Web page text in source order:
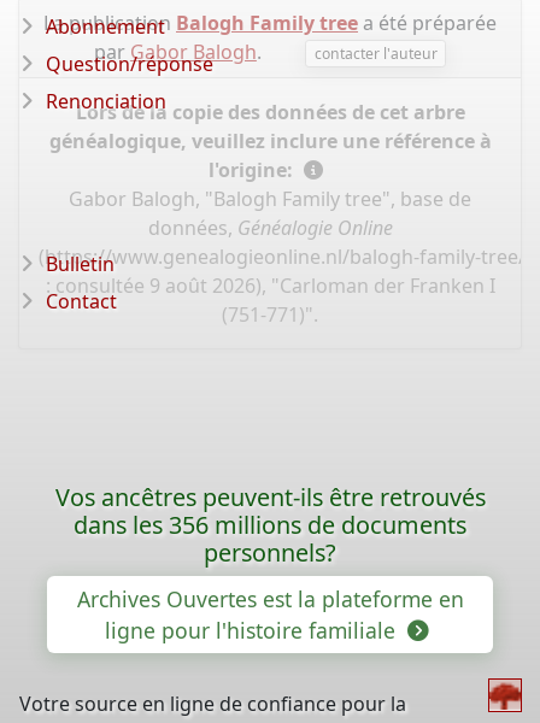
La publication Balogh Family tree a été préparée
par Gabor Balogh. contacter l'auteur
Lors de la copie des données de cet arbre
généalogique, veuillez inclure une référence à
l'origine:
Gabor Balogh, "Balogh Family tree", base de
données, Généalogie Online
(https://www.genealogieonline.nl/balogh-family-tree/
: consultée 9 août 2026), "Carloman der Franken I
(751-771)".
Abonnement
Question/réponse
Renonciation
Bulletin
Contact
Vos ancêtres peuvent-ils être retrouvés
dans les 356 millions de documents
personnels?
Archives Ouvertes est la plateforme en
ligne pour l'histoire familiale
Votre source en ligne de confiance pour la